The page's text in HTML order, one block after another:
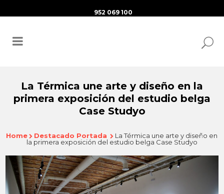
952 069 100
La Térmica une arte y diseño en la
primera exposición del estudio belga
Case Studyo
Home Destacado Portada
La Térmica une arte y diseño en
la primera exposición del estudio belga Case Studyo